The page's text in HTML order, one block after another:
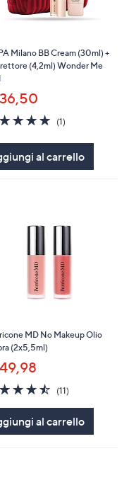
Milano BB Cream (30ml) +
(4,2ml) Wonder Me
5.0
of
5
Stars
(1)1
al carrello
MD No Makeup Olio
(2x5,5ml)
4.5
of
Stars
(11)11
al carrello